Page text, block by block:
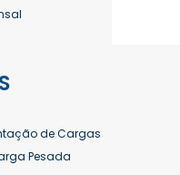
Valor
Preço
de Cargas
Pesada